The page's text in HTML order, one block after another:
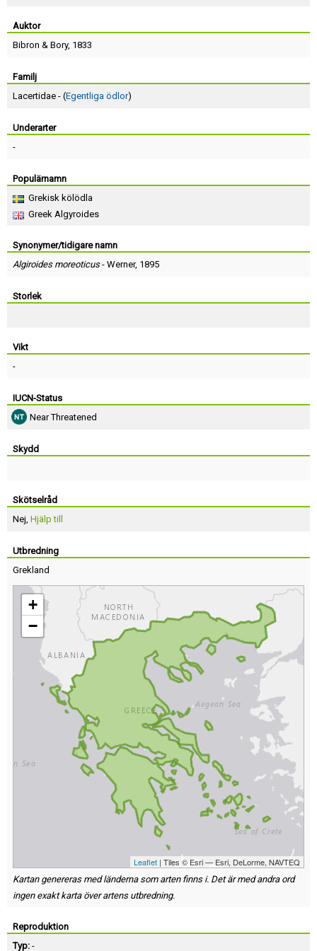
Auktor
Bibron & Bory, 1833
Familj
Lacertidae - (Egentliga ödlor)
Underarter
-
Populärnamn
Grekisk kölödla
Greek Algyroides
Synonymer/tidigare namn
Algiroides moreoticus- Werner, 1895
Storlek
Vikt
-
IUCN-Status
Near Threatened
Skydd
Skötselråd
Nej, Hjälp till
Utbredning
Grekland
+
−
Leaflet | Tiles © Esri — Esri, DeLorme, NAVTEQ
Kartan genereras med länderna som arten finns i. Det är med andra ord
ingen exakt karta över artens utbredning.
Reproduktion
Typ: -